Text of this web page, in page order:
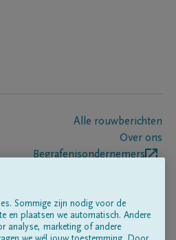
Alle rouwberichten
Over ons
Begrafenisondernemers
Sommige zijn nodig voor de
en plaatsen we automatisch. Andere
analyse, marketing of andere